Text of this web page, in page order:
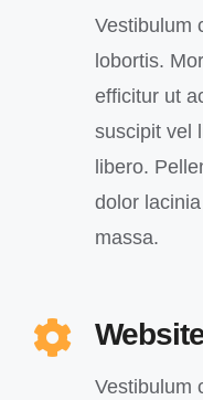
Vestibulum
lobortis.
efficitur ut
suscipit vel
libero.
dolor
massa.
Vestibulum